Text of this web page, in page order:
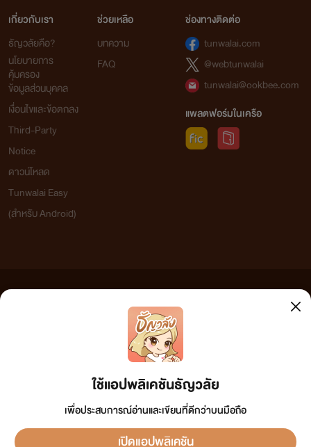
ใช้แอปพลิเคชันธัญวลัย
เพื่อประสบการณ์อ่านและเขียนที่ดีกว่าบนมือถือ
เปิดแอปพลิเคชัน
เกี่ยวกับเรา
ธัญวลัยคือ?
นโยบายการ
คุ้มครอง
ข้อมูลส่วนบุคคล
เงื่อนไขและข้อตกลง
Third-Party
Notice
ดาวน์โหลด
Tunwalai Easy
(สำหรับ Android)
ช่วยเหลือ
บทความ
FAQ
ช่องทางติดต่อ
tunwalai.com
@webtunwalai
tunwalai@ookbee.com
แพลตฟอร์มในเครือ
เว็บไซต์แห่งนี้ไม่ได้เห็นด้วยและไม่ขอรับผิดชอบต่อข้อความใดๆ ทั้งสิ้น ดังนั้นผู้อ่านทุกท่านโปรดใช้
วิจารณญาณในการกลั่นกรองด้วยตนเอง และหากท่านพบข้อความใดๆ ที่ขัดต่อกฎหมายและศีลธรรม
กรุณาแจ้งมาที่ tunwalai@ookbee.com เพื่อทีมงานจะได้ดำเนินการในทันที ทั้งนี้ ทางเว็บไซต์ขอสงวน
ลิขสิทธิ์ตามพระราชบัญญัติลิขสิทธิ์ (ฉบับเพิ่มเติม) พ.ศ.2558